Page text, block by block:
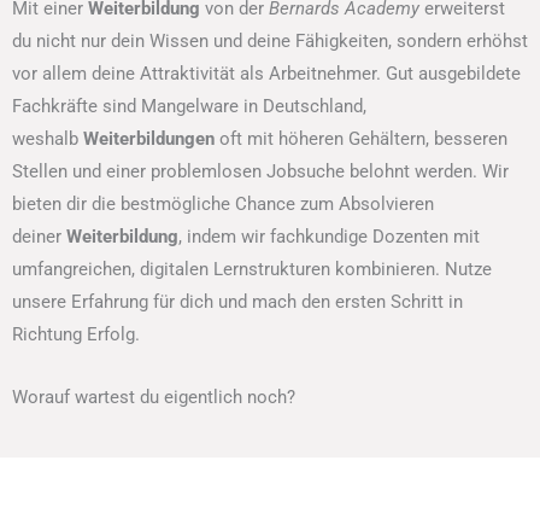
Mit einer Weiterbildung von der Bernards Academy erweiterst
du nicht nur dein Wissen und deine Fähigkeiten, sondern erhöhst
vor allem deine Attraktivität als Arbeitnehmer. Gut ausgebildete
Fachkräfte sind Mangelware in Deutschland,
weshalb Weiterbildungen oft mit höheren Gehältern, besseren
Stellen und einer problemlosen Jobsuche belohnt werden. Wir
bieten dir die bestmögliche Chance zum Absolvieren
deiner Weiterbildung, indem wir fachkundige Dozenten mit
umfangreichen, digitalen Lernstrukturen kombinieren. Nutze
unsere Erfahrung für dich und mach den ersten Schritt in
Richtung Erfolg.
Worauf wartest du eigentlich noch?